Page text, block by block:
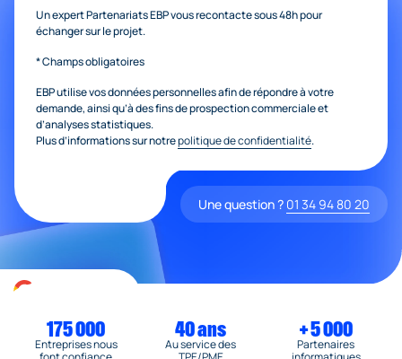
Un expert Partenariats EBP vous recontacte sous 48h pour
échanger sur le projet.
* Champs obligatoires
EBP utilise vos données personnelles afin de répondre à votre
demande, ainsi qu’à des fins de prospection commerciale et
d’analyses statistiques.
Plus d’informations sur notrepolitique de confidentialité.
Une question ? 01 34 94 80 20
175 000
Entreprises nous
40 ans
Au service des
+ 5 000
Partenaires